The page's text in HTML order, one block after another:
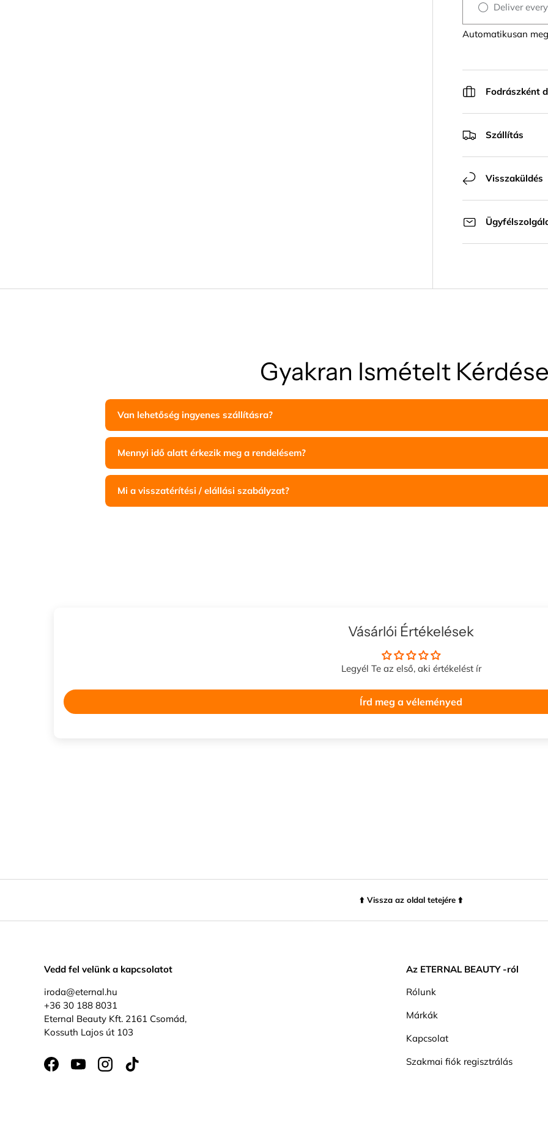
Deliver
Automatikusan
Fodrászként
Szállítás
Visszaküldés
Gyakran Ismételt
Van lehetőség ingyenes szállításra?
Mennyi idő alatt érkezik meg a rendelésem?
Mi a visszatérítési / elállási szabályzat?
Vásárlói Értékelések
Legyél Te az első, aki értékelést ír
Írd meg a véleményed
⬆️ Vissza az oldal tetejére ⬆️
Vedd fel velünk a kapcsolatot
iroda@eternal.hu
+36 30 188 8031
Eternal Beauty Kft. 2161 Csomád,
Kossuth Lajos út 103
FacebookYouTubeInstagramTikTok
Az ETERNAL BEAUTY -ról
Rólunk
Márkák
Kapcsolat
Szakmai fiók regisztrálás